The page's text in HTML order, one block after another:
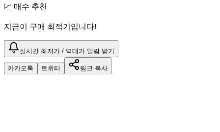
📈 매수 추천
지금이 구매 최적기입니다!
실시간 최저가 / 역대가 알림 받기
카카오톡 트위터 링크 복사